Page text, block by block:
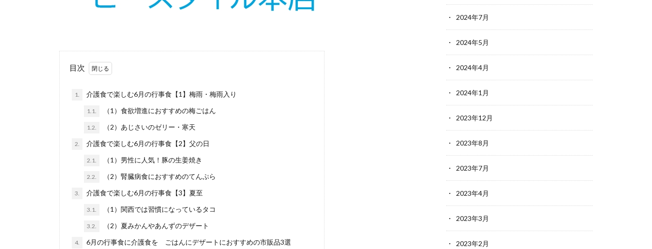
目次
1. 介護食で楽しむ6月の行事食【1】梅雨・梅雨入り
1.1. （1）食欲増進におすすめの梅ごはん
1.2. （2）あじさいのゼリー・寒天
2. 介護食で楽しむ6月の行事食【2】父の日
2.1. （1）男性に人気！豚の生姜焼き
2.2. （2）腎臓病食におすすめのてんぷら
3. 介護食で楽しむ6月の行事食【3】夏至
3.1. （1）関西では習慣になっているタコ
3.2. （2）夏みかんやあんずのデザート
4. 6月の行事食に介護食を ごはんにデザートにおすすめの市販品3選
2024年7月
2024年5月
2024年4月
2024年1月
2023年12月
2023年8月
2023年7月
2023年4月
2023年3月
2023年2月